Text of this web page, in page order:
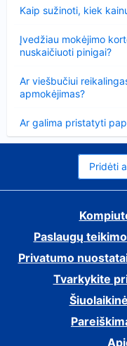
Kaip sužinoti, kiek
Įvedžiau mokėjimo
nuskaičiuoti pinigai?
Ar viešbučiui
apmokėjimas?
Ar galima pristatyti
Pridėti
Paslaugų
Privatumo
Tvarkykite